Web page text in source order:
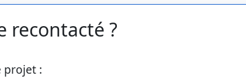
recontacté ?
projet :